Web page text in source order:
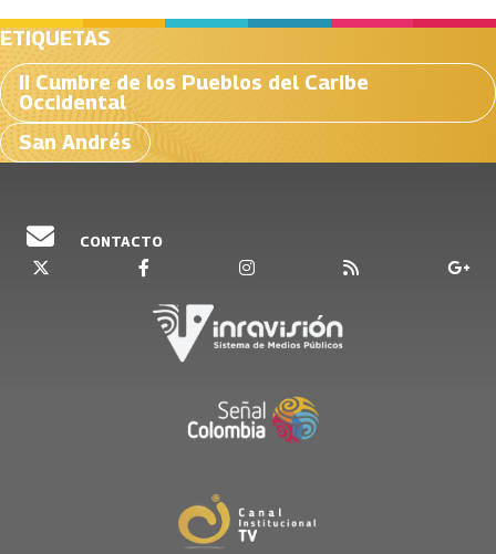
ETIQUETAS
II Cumbre de los Pueblos del Caribe
Occidental
San Andrés
CONTACTO